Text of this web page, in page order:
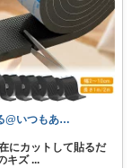
るる@いつもありがとうございます
在にカットして貼るだ
キズ ...